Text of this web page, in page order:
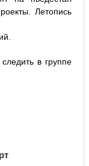
Летопись
в группе